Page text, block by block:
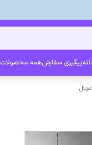
پیگیری سفارشهمه محصولات